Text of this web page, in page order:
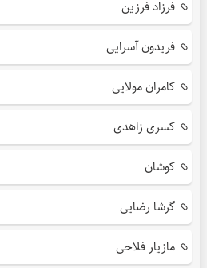
فرزاد فرزین
فریدون آسرایی
کامران مولایی
کسری زاهدی
کوشان
گرشا رضایی
مازیار فلاحی